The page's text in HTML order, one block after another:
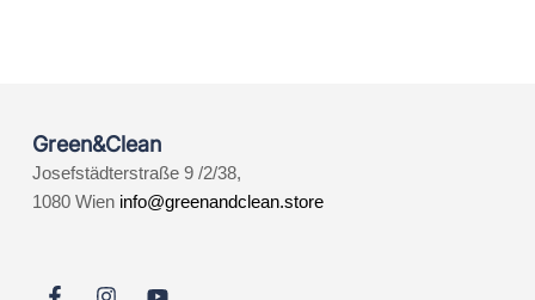
Green&Clean
Josefstädterstraße 9 /2/38,
1080 Wien info@greenandclean.store